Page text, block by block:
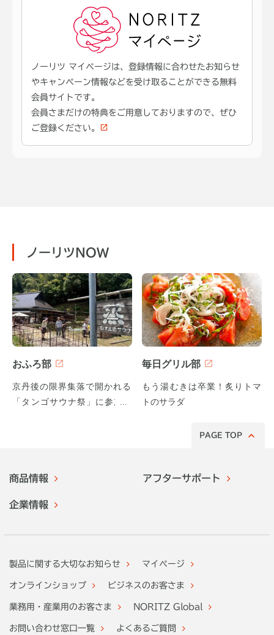
ノーリツ マイページは、登録情報に合わせたお知らせ
やキャンペーン情報などを受け取ることができる無料
会員サイトです。
会員さまだけの特典をご用意しておりますので、ぜひ
ご登録ください。
ノーリツNOW
おふろ部
京丹後の限界集落で開かれる
「タンゴサウナ祭」に参加し
毎日グリル部
もう湯むきは卒業！炙りトマ
トのサラダ
PAGE TOP
商品情報 アフターサポート
企業情報
製品に関する大切なお知らせ マイページ
オンラインショップ ビジネスのお客さま
業務用・産業用のお客さま NORITZ Global
お問い合わせ窓口一覧 よくあるご質問